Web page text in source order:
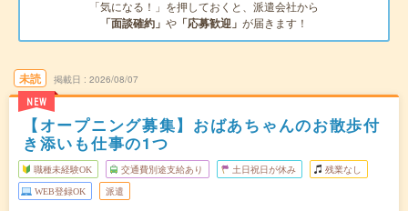
「気になる！」を押しておくと、派遣会社から
「面談確約」 や 「応募歓迎」 が届きます！
未読
NEW
掲載日 2026/08/07
【オープニング募集】おばあちゃんのお散歩付
き添いも仕事の1つ
職種未経験OK 交通費別途支給あり 土日祝日が休み 残業なし
WEB登録OK 派遣